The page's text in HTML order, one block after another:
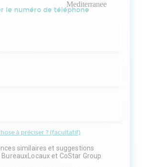
le numéro de téléphone
à préciser ? (facultatif)
similaires et suggestions
et CoStar Group